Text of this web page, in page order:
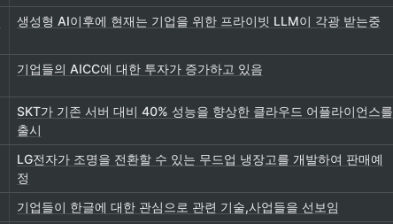
생성형 AI이후에 현재는 기업을 위한 프라이빗 LLM이 각광 받는중
기업들의 AICC에 대한 투자가 증가하고 있음
SKT가 기존 서버 대비 40% 성능을 향상한 클라우드 어플라이언스를
출시
LG전자가 조명을 전환할 수 있는 무드업 냉장고를 개발하여 판매예
정
기업들이 한글에 대한 관심으로 관련 기술,사업들을 선보임